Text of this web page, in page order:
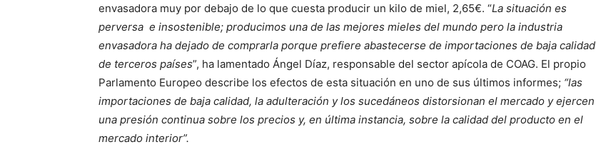
envasadora muy por debajo de lo que cuesta producir un kilo de miel, 2,65€. “La situación es
perversa e insostenible; producimos una de las mejores mieles del mundo pero la industria
envasadora ha dejado de comprarla porque prefiere abastecerse de importaciones de baja calidad
de terceros países”, ha lamentado Ángel Díaz, responsable del sector apícola de COAG. El propio
Parlamento Europeo describe los efectos de esta situación en uno de sus últimos informes; “las
importaciones de baja calidad, la adulteración y los sucedáneos distorsionan el mercado y ejercen
una presión continua sobre los precios y, en última instancia, sobre la calidad del producto en el
mercado interior”.